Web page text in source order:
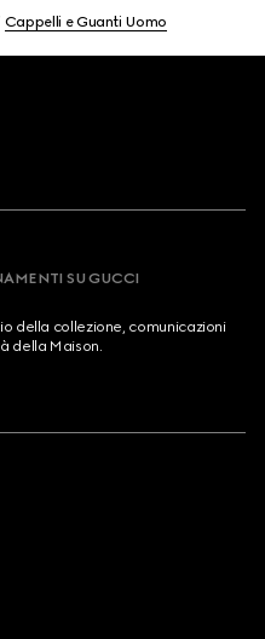
Cappelli e Guanti Uomo
SU GUCCI
della collezione, comunicazioni
della Maison.